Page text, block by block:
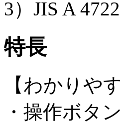
3）JIS A
特長
【わかりや
・操作ボタ